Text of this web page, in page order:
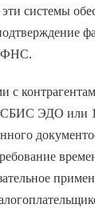
системы
ФНС.
с
СБИС ЭДО или